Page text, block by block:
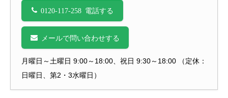
0120-117-258 電話する
メールで問い合わせする
月曜日～土曜日 9:00～18:00、祝日 9:30～18:00 （定休：
日曜日、第2・3水曜日）